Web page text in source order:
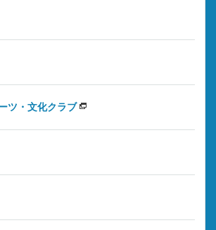
ツ・文化クラブ